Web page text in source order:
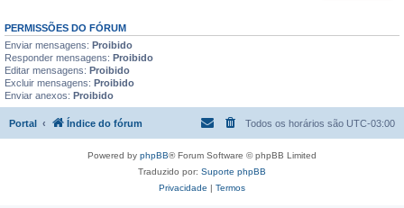
PERMISSÕES DO FÓRUM
Enviar mensagens: Proibido
Responder mensagens: Proibido
Editar mensagens: Proibido
Excluir mensagens: Proibido
Enviar anexos: Proibido
Portal Índice do fórum Todos os horários são UTC-03:00
Powered by phpBB® Forum Software © phpBB Limited
Traduzido por: Suporte phpBB
Privacidade | Termos